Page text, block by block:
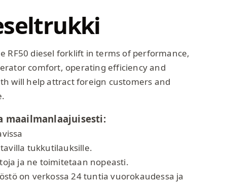
RF50 diesel forklift in terms of performance,
comfort, operating efficiency and
will help attract foreign customers and
maailmanlaajuisesti:
tukkutilauksille.
ja ne toimitetaan nopeasti.
on verkossa 24 tuntia vuorokaudessa ja